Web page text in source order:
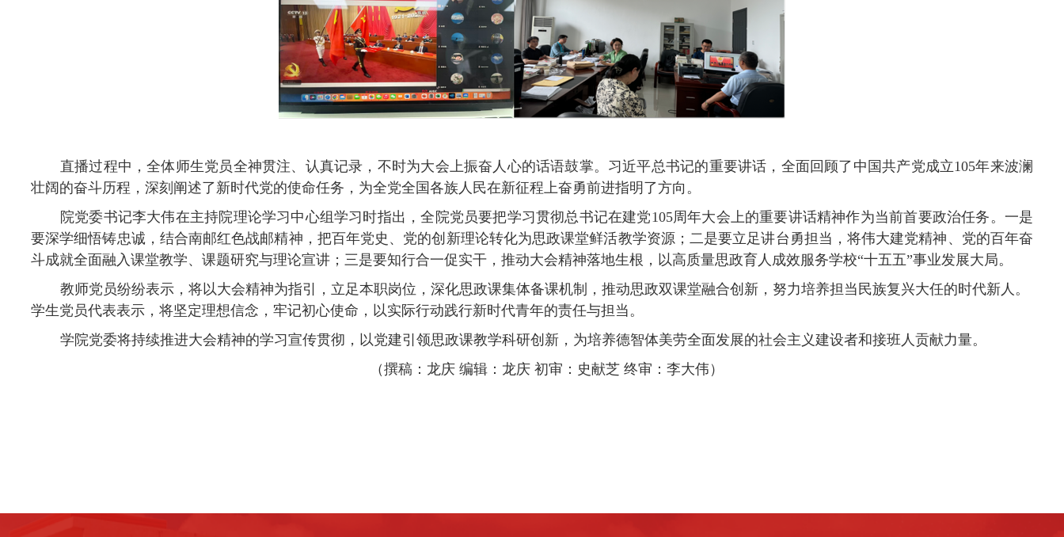
直播过程中，全体师生党员全神贯注、认真记录，不时为大会上振奋人心的话语鼓掌。习近平总书记的重要讲话，全面回顾了中国共产党成立105年来波澜
壮阔的奋斗历程，深刻阐述了新时代党的使命任务，为全党全国各族人民在新征程上奋勇前进指明了方向。
院党委书记李大伟在主持院理论学习中心组学习时指出，全院党员要把学习贯彻总书记在建党105周年大会上的重要讲话精神作为当前首要政治任务。一是
要深学细悟铸忠诚，结合南邮红色战邮精神，把百年党史、党的创新理论转化为思政课堂鲜活教学资源；二是要立足讲台勇担当，将伟大建党精神、党的百年奋
斗成就全面融入课堂教学、课题研究与理论宣讲；三是要知行合一促实干，推动大会精神落地生根，以高质量思政育人成效服务学校“十五五”事业发展大局。
教师党员纷纷表示，将以大会精神为指引，立足本职岗位，深化思政课集体备课机制，推动思政双课堂融合创新，努力培养担当民族复兴大任的时代新人。
学生党员代表表示，将坚定理想信念，牢记初心使命，以实际行动践行新时代青年的责任与担当。
学院党委将持续推进大会精神的学习宣传贯彻，以党建引领思政课教学科研创新，为培养德智体美劳全面发展的社会主义建设者和接班人贡献力量。
（撰稿：龙庆 编辑：龙庆 初审：史献芝 终审：李大伟 ）